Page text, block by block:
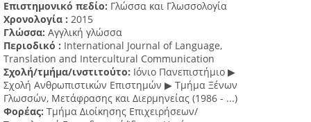
Επιστημονικό πεδίο: Γλώσσα και Γλωσσολογία
Χρονολογία : 2015
Γλώσσα: Αγγλική γλώσσα
Περιοδικό : International Journal of Language,
Translation and Intercultural Communication
Σχολή/τμήμα/ινστιτούτο: Ιόνιο Πανεπιστήμιο ▶
Σχολή Ανθρωπιστικών Επιστημών ▶ Tμήμα Ξένων
Γλωσσών, Mετάφρασης και Διερμηνείας (1986 - ...)
Φορέας: Τμήμα Διοίκησης Επιχειρήσεων/